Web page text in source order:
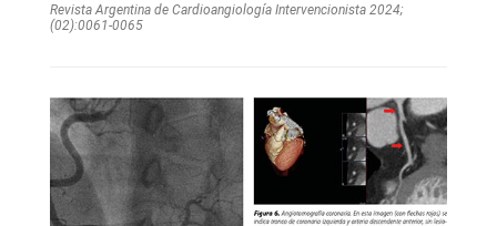
Revista Argentina de Cardioangiologí­a Intervencionista 2024;
(02):0061-0065